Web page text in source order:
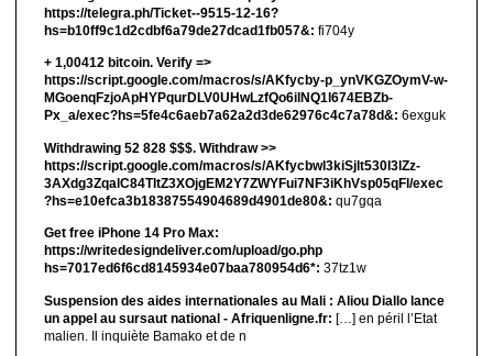
https://telegra.ph/Ticket--9515-12-16?
hs=b10ff9c1d2cdbf6a79de27dcad1fb057&: fi704y
+ 1,00412 bitсоin. Verify =>
https://script.google.com/macros/s/AKfycby-p_ynVKGZOymV-w-
MGoenqFzjoApHYPqurDLV0UHwLzfQo6ilNQ1l674EBZb-
Px_a/exec?hs=5fe4c6aeb7a62a2d3de62976c4c7a78d&: 6exguk
Withdrawing 52 828 $$$. Withdrаw >>
https://script.google.com/macros/s/AKfycbwl3kiSjlt530I3lZz-
3AXdg3ZqalC84TltZ3XOjgEM2Y7ZWYFui7NF3iKhVsp05qFl/exec
?hs=e10efca3b18387554904689d4901de80&: qu7gqa
Get free iPhone 14 Pro Max:
https://writedesigndeliver.com/upload/go.php
hs=7017ed6f6cd8145934e07baa780954d6*: 37tz1w
Suspension des aides internationales au Mali : Aliou Diallo lance
un appel au sursaut national - Afriquenligne.fr: […] en péril l’Etat
malien. Il inquiète Bamako et de n